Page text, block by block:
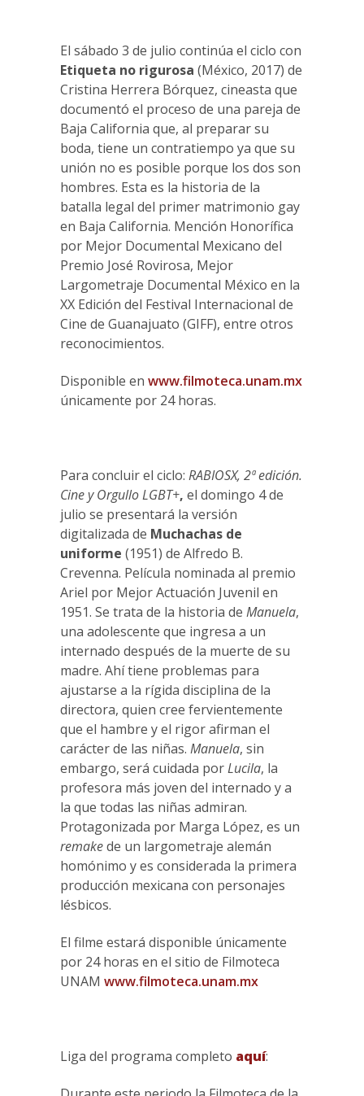
El sábado 3 de julio continúa el ciclo con
Etiqueta no rigurosa (México, 2017) de
Cristina Herrera Bórquez, cineasta que
documentó el proceso de una pareja de
Baja California que, al preparar su
boda, tiene un contratiempo ya que su
unión no es posible porque los dos son
hombres. Esta es la historia de la
batalla legal del primer matrimonio gay
en Baja California. Mención Honorífica
por Mejor Documental Mexicano del
Premio José Rovirosa, Mejor
Largometraje Documental México en la
XX Edición del Festival Internacional de
Cine de Guanajuato (GIFF), entre otros
reconocimientos.
Disponible en www.filmoteca.unam.mx
únicamente por 24 horas.
Para concluir el ciclo: RABIOSX, 2ª edición.
Cine y Orgullo LGBT+, el domingo 4 de
julio se presentará la versión
digitalizada de Muchachas de
uniforme (1951) de Alfredo B.
Crevenna. Película nominada al premio
Ariel por Mejor Actuación Juvenil en
1951. Se trata de la historia de Manuela,
una adolescente que ingresa a un
internado después de la muerte de su
madre. Ahí tiene problemas para
ajustarse a la rígida disciplina de la
directora, quien cree fervientemente
que el hambre y el rigor afirman el
carácter de las niñas. Manuela, sin
embargo, será cuidada porLucila, la
profesora más joven del internado y a
la que todas las niñas admiran.
Protagonizada por Marga López, es un
remakede un largometraje alemán
homónimo y es considerada la primera
producción mexicana con personajes
lésbicos.
El filme estará disponible únicamente
por 24 horas en el sitio de Filmoteca
UNAM www.filmoteca.unam.mx
Liga del programa completo aquí: